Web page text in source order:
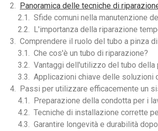
Panoramica delle tecniche di
Sfide comuni nella manutenzione
L'importanza della riparazione
Comprendere il ruolo del tubo a pinza
Che cos'è un tubo di riparazione?
Vantaggi dell'utilizzo del tubo della
Applicazioni chiave delle soluzioni
Passi per utilizzare efficacemente un
Preparazione della condotta per i
Tecniche di installazione corrette
Garantire longevità e durabilità